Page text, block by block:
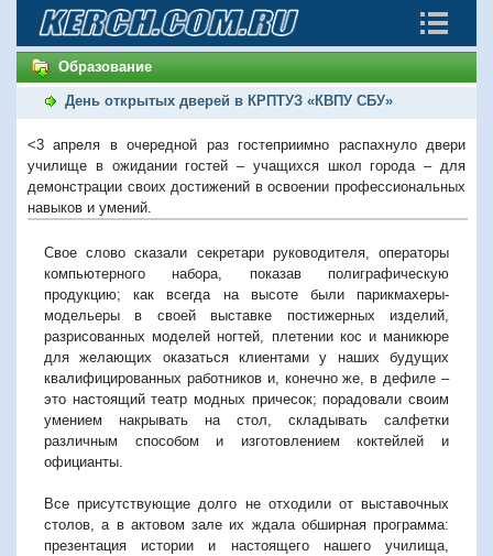
Образование
День открытых дверей в КРПТУЗ «КВПУ СБУ»
<3 апреля в очередной раз гостеприимно распахнуло двери
училище в ожидании гостей – учащихся школ города – для
демонстрации своих достижений в освоении профессиональных
навыков и умений.
Свое слово сказали секретари руководителя, операторы
компьютерного набора, показав полиграфическую
продукцию; как всегда на высоте были парикмахеры-
модельеры в своей выставке постижерных изделий,
разрисованных моделей ногтей, плетении кос и маникюре
для желающих оказаться клиентами у наших будущих
квалифицированных работников и, конечно же, в дефиле –
это настоящий театр модных причесок; порадовали своим
умением накрывать на стол, складывать салфетки
различным способом и изготовлением коктейлей и
официанты.
Все присутствующие долго не отходили от выставочных
столов, а в актовом зале их ждала обширная программа:
презентация истории и настоящего нашего училища,